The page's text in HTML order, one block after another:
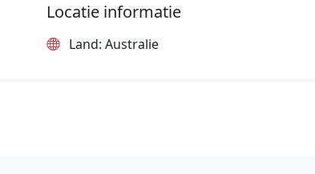
Locatie informatie
Land: Australie